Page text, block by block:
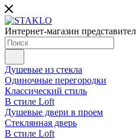
Интернет-магазин
Душевые из стекла
Одиночные перегородки
Классический стиль
В стиле Loft
Душевые двери в проем
Стеклянная дверь
В стиле Loft